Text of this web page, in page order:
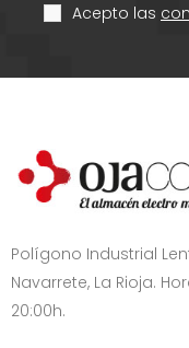
Acepto las
Polígono Industrial
Navarrete, La Rioja.
20:00h.